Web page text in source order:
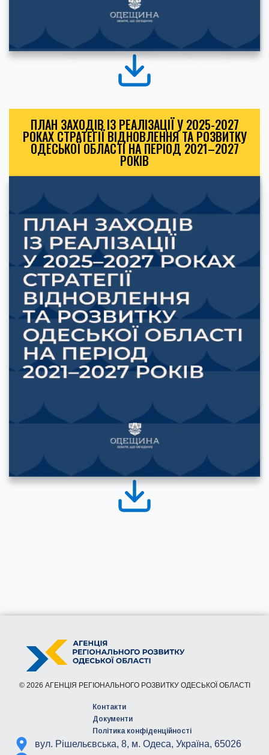
ПЛАН ЗАХОДІВ ІЗ РЕАЛІЗАЦІЇ У 2025-2027
РОКАХ СТРАТЕГІЇ ВІДНОВЛЕННЯ ТА РОЗВИТКУ
ОДЕСЬКОЇ ОБЛАСТІ НА ПЕРІОД 2021–2027
РОКІВ
© 2026 АГЕНЦІЯ РЕГІОНАЛЬНОГО РОЗВИТКУ ОДЕСЬКОЇ ОБЛАСТІ
Контакти
Документи
Політика конфіденційності
вул. Рішельєвська, 8, м. Одеса, Україна, 65026